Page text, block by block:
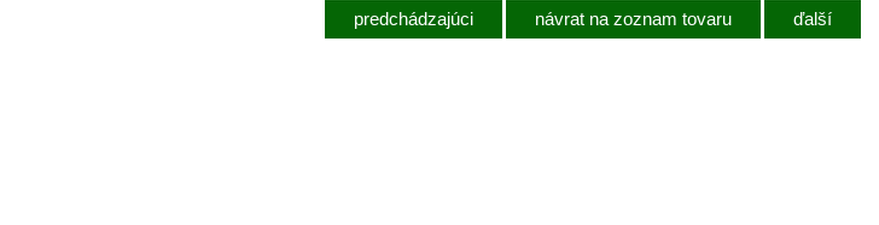
predchádzajúci návrat na zoznam tovaru ďalší